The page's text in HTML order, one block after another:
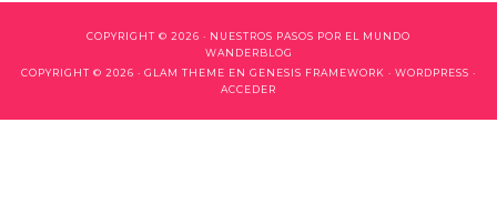
COPYRIGHT © 2026 · NUESTROS PASOS POR EL MUNDO
WANDERBLOG
COPYRIGHT © 2026 · GLAM THEME EN GENESIS FRAMEWORK · WORDPRESS ·
ACCEDER